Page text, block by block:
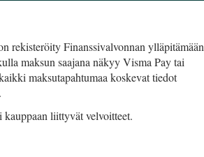
rekisteröity Finanssivalvonnan ylläpitämään
maksun saajana näkyy Visma Pay tai
maksutapahtumaa koskevat tiedot
liittyvät velvoitteet.